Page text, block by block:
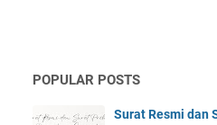
POPULAR POSTS
Surat Resmi dan